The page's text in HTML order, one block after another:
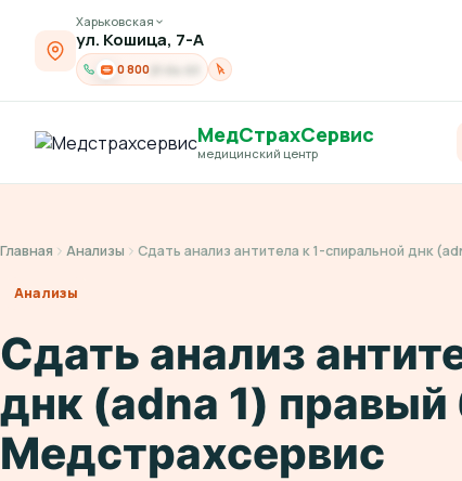
Харьковская
ул. Кошица, 7-А
0 800
МедСтрахСервис
медицинский центр
Главная Анализы Сдать анализ антитела к 1-спиральной днк
Анализы
Сдать анализ
днк (adna 1) правый
Медстрахсервис